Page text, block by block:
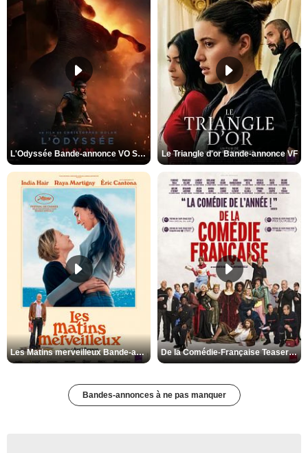
L'Odyssée Bande-annonce VO STFR Le Triangle d'or Bande-annonce VF
Les Matins merveilleux Bande-annonce VF De la Comédie-Française Teaser VF
Bandes-annonces à ne pas manquer